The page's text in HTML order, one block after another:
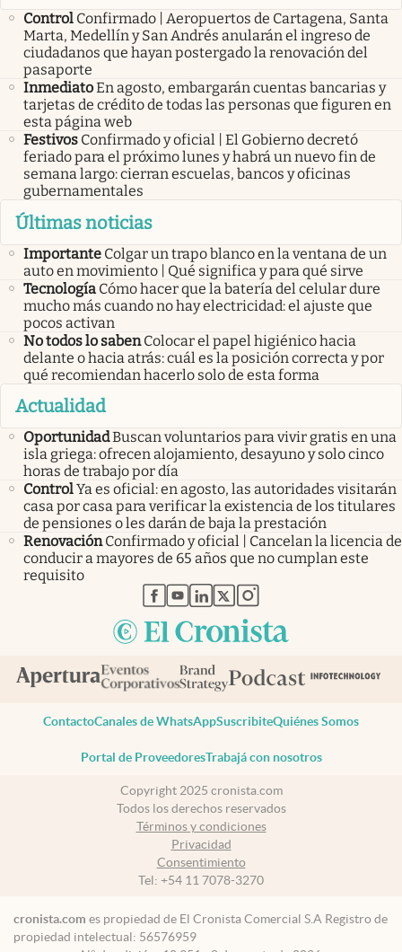
Control Confirmado | Aeropuertos de Cartagena, Santa
Marta, Medellín y San Andrés anularán el ingreso de
ciudadanos que hayan postergado la renovación del
pasaporte
InmediatoEn agosto, embargarán cuentas bancarias y
tarjetas de crédito de todas las personas que figuren en
esta página web
Festivos Confirmado y oficial | El Gobierno decretó
feriado para el próximo lunes y habrá un nuevo fin de
semana largo: cierran escuelas, bancos y oficinas
gubernamentales
Últimas noticias
Importante Colgar un trapo blanco en la ventana de un
auto en movimiento | Qué significa y para qué sirve
Tecnología Cómo hacer que la batería del celular dure
mucho más cuando no hay electricidad: el ajuste que
pocos activan
No todos lo saben Colocar el papel higiénico hacia
delante o hacia atrás: cuál es la posición correcta y por
qué recomiendan hacerlo solo de esta forma
Actualidad
OportunidadBuscan voluntarios para vivir gratis en una
isla griega: ofrecen alojamiento, desayuno y solo cinco
horas de trabajo por día
ControlYa es oficial: en agosto, las autoridades visitarán
casa por casa para verificar la existencia de los titulares
de pensiones o les darán de baja la prestación
Renovación Confirmado y oficial | Cancelan la licencia de
conducir a mayores de 65 años que no cumplan este
requisito
abre en nueva pestaña
abre en nueva pestaña
abre en nueva pestaña
abre en nueva pestaña
abre en nueva pestaña
ContactoCanales de WhatsAppSuscribiteQuiénes Somos
Portal de ProveedoresTrabajá con nosotros
Copyright 2025 cronista.com
Todos los derechos reservados
Términos y condiciones
Privacidad
Consentimiento
Tel: +54 11 7078-3270
cronista.com es propiedad de El Cronista Comercial S.A Registro de
propiedad intelectual: 56576959